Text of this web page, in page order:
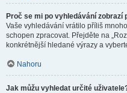
Proč se mi po vyhledávání zobrazí
Vaše vyhledávání vrátilo příliš
schopen zpracovat. Přejděte na
konkrétnější hledané výrazy a
Nahoru
Jak můžu vyhledat určité